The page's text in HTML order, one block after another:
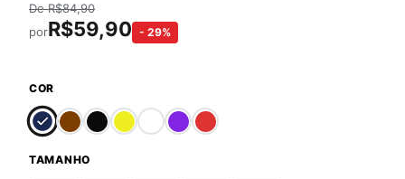
DeR$84,90
porR$59,90 - 29%
COR
TAMANHO